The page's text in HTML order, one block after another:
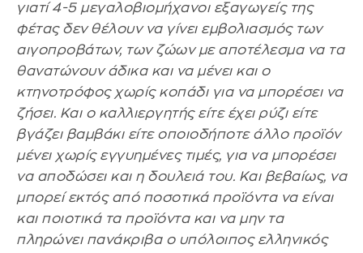
γιατί 4-5 μεγαλοβιομήχανοι εξαγωγείς της
φέτας δεν θέλουν να γίνει εμβολιασμός των
αιγοπροβάτων, των ζώων με αποτέλεσμα να τα
θανατώνουν άδικα και να μένει και ο
κτηνοτρόφος χωρίς κοπάδι για να μπορέσει να
ζήσει. Και ο καλλιεργητής είτε έχει ρύζι είτε
βγάζει βαμβάκι είτε οποιοδήποτε άλλο προϊόν
μένει χωρίς εγγυημένες τιμές, για να μπορέσει
να αποδώσει και η δουλειά του. Και βεβαίως, να
μπορεί εκτός από ποσοτικά προϊόντα να είναι
και ποιοτικά τα προϊόντα και να μην τα
πληρώνει πανάκριβα ο υπόλοιπος ελληνικός